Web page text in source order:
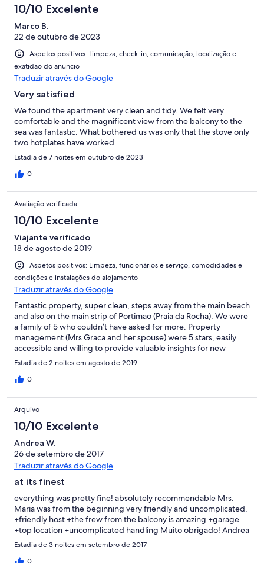
10/10 Excelente
Marco B.
22 de outubro de 2023
Aspetos positivos: Limpeza, check-in, comunicação, localização e
exatidão do anúncio
Traduzir através do Google
Very satisfied
We found the apartment very clean and tidy. We felt very
comfortable and the magnificent view from the balcony to the
sea was fantastic. What bothered us was only that the stove only
two hotplates have worked.
Estadia de 7 noites em outubro de 2023
0
Avaliação verificada
10/10 Excelente
Viajante verificado
18 de agosto de 2019
Aspetos positivos: Limpeza, funcionários e serviço, comodidades e
condições e instalações do alojamento
Traduzir através do Google
Fantastic property, super clean, steps away from the main beach
and also on the main strip of Portimao (Praia da Rocha). We were
a family of 5 who couldn’t have asked for more. Property
management (Mrs Graca and her spouse) were 5 stars, easily
accessible and willing to provide valuable insights for new
visitors to the area. Our family will go back! 😀
Estadia de 2 noites em agosto de 2019
0
Arquivo
10/10 Excelente
Andrea W.
26 de setembro de 2017
Traduzir através do Google
at its finest
everything was pretty fine! absolutely recommendable Mrs.
Maria was from the beginning very friendly and uncomplicated.
+friendly host +the frew from the balcony is amazing +garage
+top location +uncomplicated handling Muito obrigado! Andrea
Estadia de 3 noites em setembro de 2017